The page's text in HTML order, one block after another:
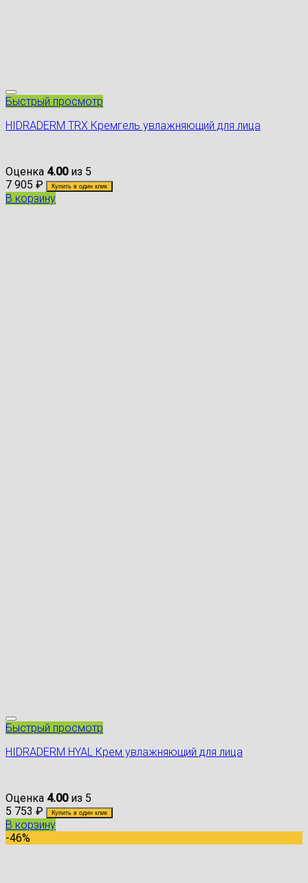
Быстрый просмотр
HIDRADERM TRX Кремгель увлажняющий для лица
Оценка 4.00из 5
7 905 ₽ Купить в один клик
В корзину
Быстрый просмотр
HIDRADERM HYAL Крем увлажняющий для лица
Оценка 4.00из 5
5 753 ₽ Купить в один клик
В корзину
-46%